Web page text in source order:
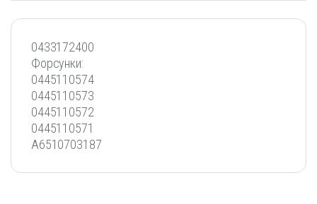
0433172400
Форсунки:
0445110574
0445110573
0445110572
0445110571
A6510703187